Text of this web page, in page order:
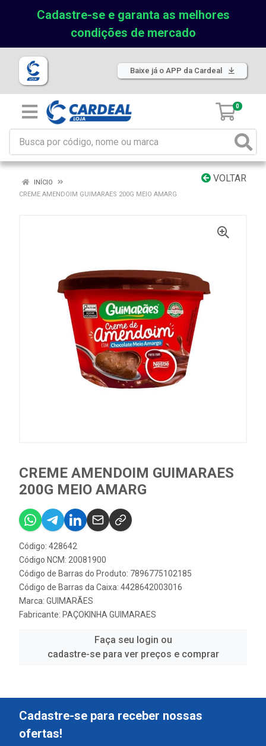
Cadastre-se e garanta as melhores
condições de mercado
Baixe já o APP da Cardeal
0
VOLTAR
INÍCIO
CREME AMENDOIM GUIMARAES 200G MEIO AMARG
CREME AMENDOIM GUIMARAES
200G MEIO AMARG
Código: 428642
Código NCM: 20081900
Código de Barras do Produto: 7896775102185
Código de Barras da Caixa: 4428642003016
Marca: GUIMARÃES
Fabricante: PAÇOKINHA GUIMARAES
Faça seu login ou
cadastre-se para ver preços e comprar
Cadastre-se para receber nossas
ofertas!